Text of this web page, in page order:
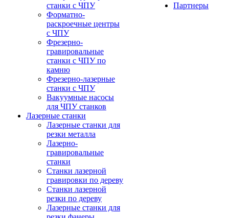
станки с ЧПУ
Форматно-
раскроечные центры
с ЧПУ
Фрезерно-
гравировальные
станки с ЧПУ по
камню
Фрезерно-лазерные
станки с ЧПУ
Вакуумные насосы
для ЧПУ станков
Лазерные станки
Лазерные станки для
резки металла
Лазерно-
гравировальные
станки
Станки лазерной
гравировки по дереву
Станки лазерной
резки по дереву
Лазерные станки для
Партнеры